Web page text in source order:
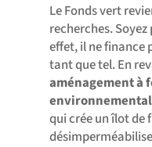
Le Fonds vert
recherches.
effet, il ne finance
tant que tel. En
aménagement à
qui crée un îlot de